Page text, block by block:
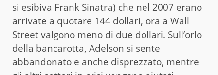
si esibiva Frank Sinatra) che nel 2007 erano
arrivate a quotare 144 dollari, ora a Wall
Street valgono meno di due dollari. Sull’orlo
della bancarotta, Adelson si sente
abbandonato e anche disprezzato, mentre